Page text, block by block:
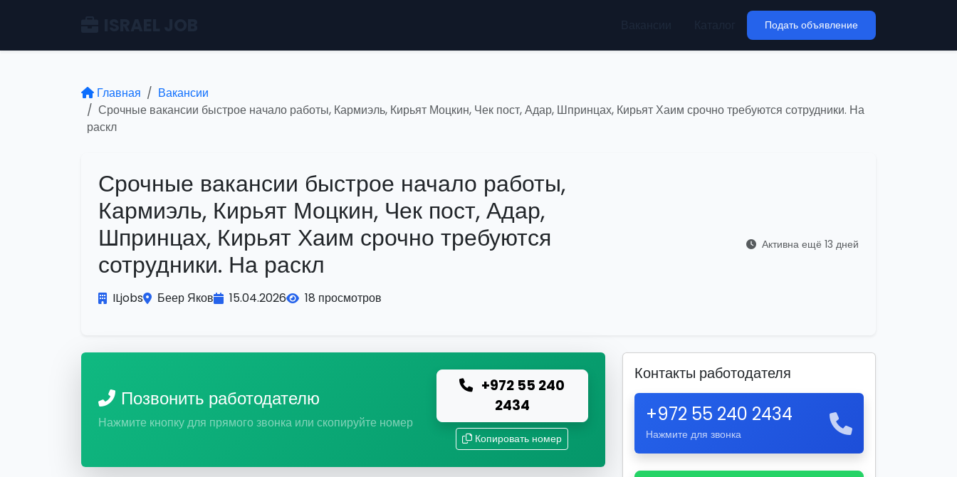
Подать объявление
Главная
Вакансии
Срочные вакансии быстрое начало работы, Кармиэль, Кирьят Моцкин, Чек пост, Адар, Шпринцах, Кирьят Хаим срочно требуются сотрудники. На
раскл
Срочные вакансии быстрое начало работы,
Кармиэль, Кирьят Моцкин, Чек пост, Адар,
Шпринцах, Кирьят Хаим срочно требуются
сотрудники. На раскл
ILjobs Беер Яков 15.04.2026 18 просмотров
Активна ещё 13 дней
Позвонить работодателю
Нажмите кнопку для прямого звонка или скопируйте номер
+972 55 240
2434
Копировать номер
Контакты работодателя
+972 55 240 2434
Нажмите для звонка